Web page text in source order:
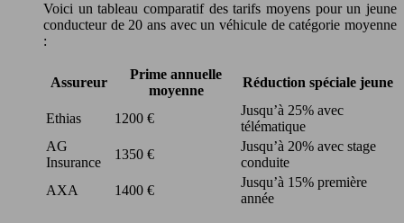
Voici un tableau comparatif des tarifs moyens pour un jeune
conducteur de 20 ans avec un véhicule de catégorie moyenne
:
Assureur
Prime annuelle
moyenne
Réduction spéciale jeune
Ethias 1200 €
Jusqu’à 25% avec
télématique
AG
Insurance
1350 €
Jusqu’à 20% avec stage
conduite
AXA
1400 €
Jusqu’à 15% première
année